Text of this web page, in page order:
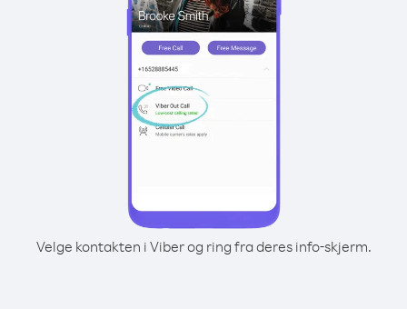
Velge kontakten i Viber og ring fra deres info-skjerm.